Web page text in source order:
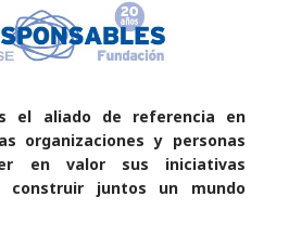
el aliado de referencia en
organizaciones y personas
en valor sus iniciativas
construir juntos un mundo